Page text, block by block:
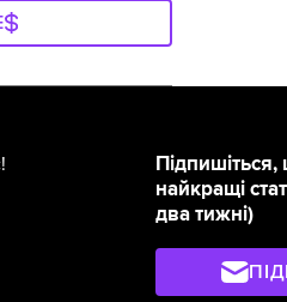
найкращі
два тижні)